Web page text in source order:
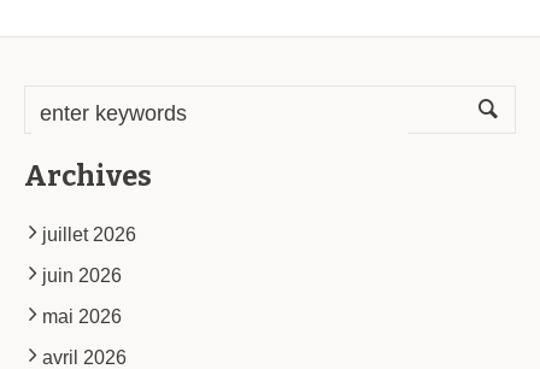
Archives
juillet 2026
juin 2026
mai 2026
avril 2026